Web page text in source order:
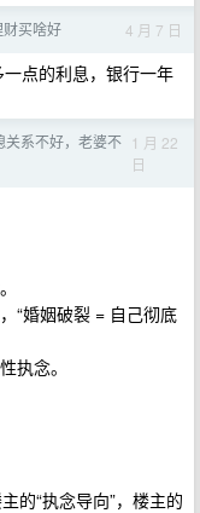
买啥好 4 月 7 日
点的利息，银行一年
关系不好，老婆不 1 月 22
日
“婚姻破裂 = 自己彻底
执念。
的“执念导向”，楼主的